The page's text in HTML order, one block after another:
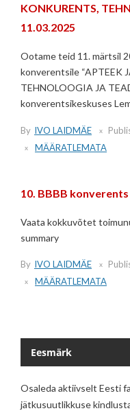
KONKURENTS,
11.03.2025
Ootame teid 11. märtsil
konverentsile “APTEEK
TEHNOLOOGIA JA
konverentsikeskuses
By IVO LAIDMÄE
MÄÄRATLEMATA
10. BBBB
Vaata kokkuvõtet
summary
By IVO LAIDMÄE
MÄÄRATLEMATA
Eesmärk
Osaleda aktiivselt Eesti
jätkusuutlikkuse